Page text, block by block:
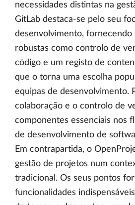
necessidades distintas na
GitLab destaca-se pelo seu
desenvolvimento, fornecendo
robustas como controlo de
código e um registo de
que o torna uma escolha
equipas de desenvolvimento.
colaboração e o controlo de
componentes essenciais nos
de desenvolvimento de
Em contrapartida, o
gestão de projetos num
tradicional. Os seus pontos
funcionalidades